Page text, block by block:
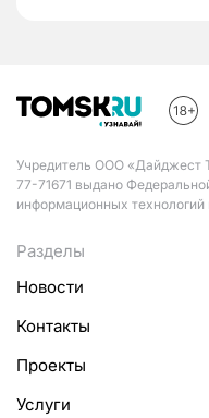
Учредитель ООО
77-71671 выдано
информационных
Разделы
Новости
Контакты
Проекты
Услуги